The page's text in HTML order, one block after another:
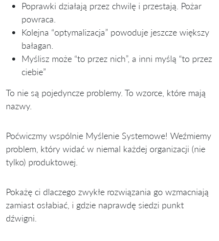
Poprawki działają przez chwilę i przestają. Pożar
powraca.
Kolejna “optymalizacja” powoduje jeszcze większy
bałagan.
Myślisz może “to przez nich”, a inni myślą “to przez
ciebie”
To nie są pojedyncze problemy. To wzorce, które mają
nazwy.
Poćwiczmy wspólnie Myślenie Systemowe! Weźmiemy
problem, który widać w niemal każdej organizacji (nie
tylko) produktowej.
Pokażę ci dlaczego zwykłe rozwiązania go wzmacniają
zamiast osłabiać, i gdzie naprawdę siedzi punkt
dźwigni.